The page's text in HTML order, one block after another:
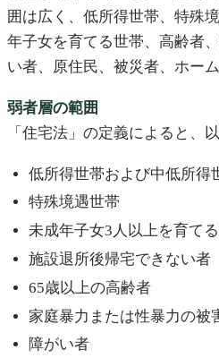
囲は広く、低所得世帯、特殊
年子女を育てる世帯、高齢者
い者、原住民、被災者、ホー
弱者層の範囲
「住宅法」の定義によると、
低所得世帯および中低所得
特殊境遇世帯
未成年子女3人以上を育て
施設退所後帰宅できない者
65歳以上の高齢者
家庭暴力または性暴力の被
障がい者